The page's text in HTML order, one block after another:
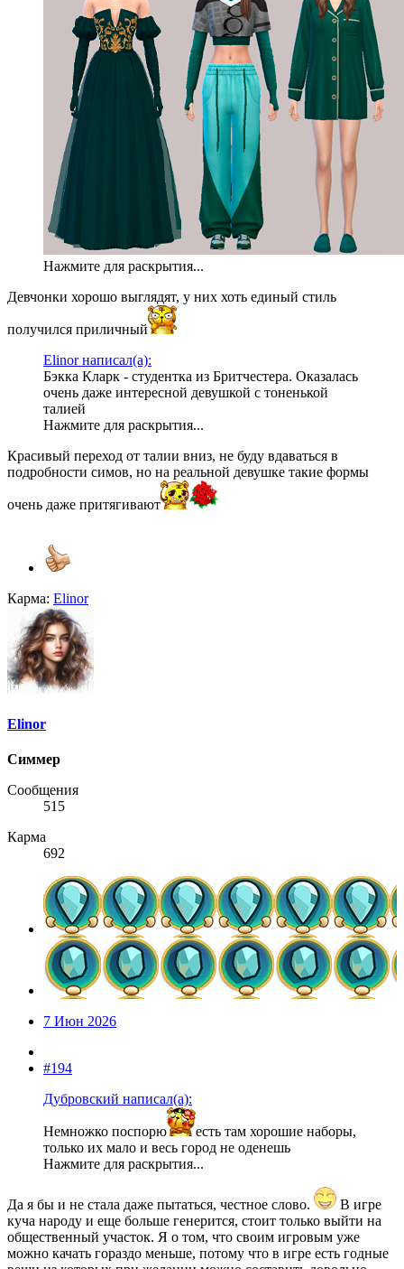
Нажмите для раскрытия...
Девчонки хорошо выглядят, у них хоть единый стиль
получился приличный
Elinor написал(а):
Бэкка Кларк - студентка из Бритчестера. Оказалась
очень даже интересной девушкой с тоненькой
талией
Нажмите для раскрытия...
Красивый переход от талии вниз, не буду вдаваться в
подробности симов, но на реальной девушке такие формы
очень даже притягивают
Карма: Elinor
Elinor
Симмер
Сообщения
515
Карма
692
7 Июн 2026
#194
Дубровский написал(а):
Немножко поспорю
есть там хорошие наборы,
только их мало и весь город не оденешь
Нажмите для раскрытия...
Да я бы и не стала даже пытаться, честное слово.
В игре
куча народу и еще больше генерится, стоит только выйти на
общественный участок. Я о том, что своим игровым уже
можно качать гораздо меньше, потому что в игре есть годные